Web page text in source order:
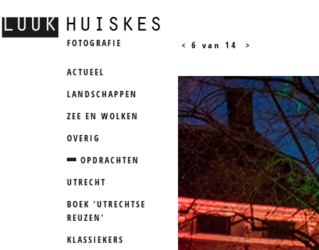
FOTOGRAFIE
ACTUEEL
LANDSCHAPPEN
ZEE EN WOLKEN
OVERIG
OPDRACHTEN
UTRECHT
BOEK 'UTRECHTSE
REUZEN'
KLASSIEKERS
< 6 van 14 >